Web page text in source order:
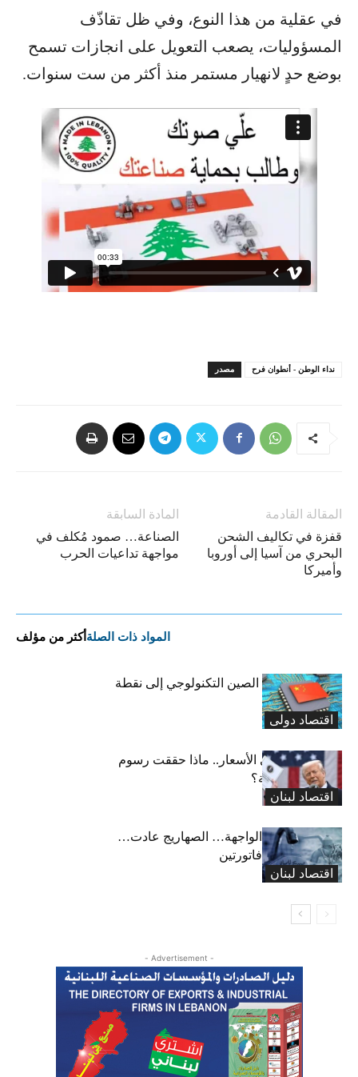
في عقلية من هذا النوع، وفي ظل تقاذّف
المسؤوليات، يصعب التعويل على انجازات تسمح
بوضع حدٍ لانهيار مستمر منذ أكثر من ست سنوات.
مصدر نداء الوطن - أنطوان فرح
المادة السابقة
الصناعة… صمود مُكلف في
مواجهة تداعيات الحرب
المقالة القادمة
قفزة في تكاليف الشحن
البحري من آسيا إلى أوروبا
وأميركا
المواد ذات الصلة أكثر من مؤلف
اقتصاد دولی
هل يتحول سلاح الصين التكنولوجي إلى نقطة
ضعفها؟
اقتصاد لبنان
من الصناعة إلى الأسعار.. ماذا حققت رسوم
ترامب الجمركية؟
اقتصاد لبنان
أزمة المياه الى الواجهة… الصهاريج عادت…
والمواطن يدفع فاتورتين
- Advertisement -